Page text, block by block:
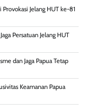
Jelang HUT ke-81
Persatuan Jelang HUT
dan Jaga Papua Tetap
Keamanan Papua